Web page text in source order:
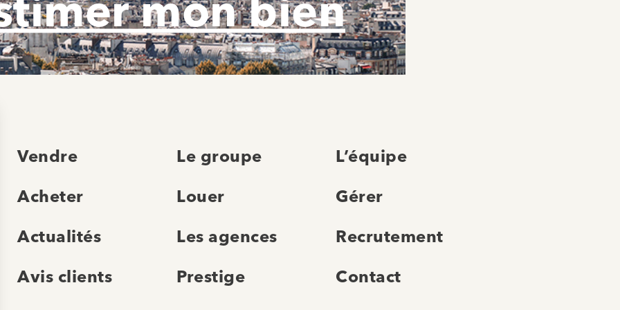
mon bien
Vendre Le groupe L’équipe
Acheter Louer Gérer
Actualités Les agences Recrutement
Avis clients Prestige Contact